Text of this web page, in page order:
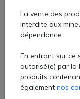
Quantité
La vente des
interdite aux
dépendance.
En entrant sur ce
autorisé(e) par la
produits
également nos